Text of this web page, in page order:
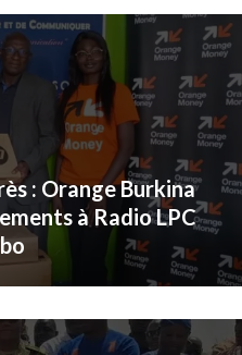
: Orange Burkina
à Radio LPC